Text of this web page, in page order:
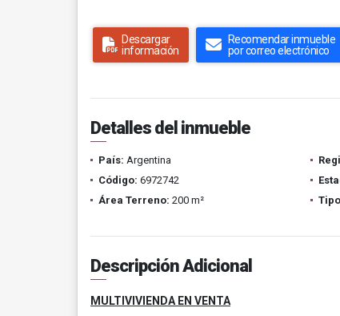
Descargar
información
Recomendar inmueble
por correo electrónico
Detalles del inmueble
País: Argentina
Código: 6972742
Área Terreno: 200 m²
Descripción Adicional
MULTIVIVIENDA EN VENTA